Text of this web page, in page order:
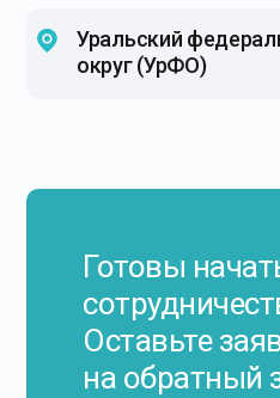
Уральский
округ (УрФО)
Готовы
Оставьте
на обратный